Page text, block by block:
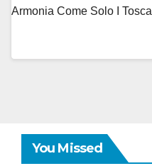
Armonia Come Solo I
You Missed